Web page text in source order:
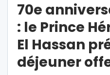
70e
: le Prince
El Hassan
déjeuner